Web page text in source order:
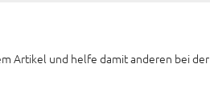
Artikel und helfe damit anderen bei der